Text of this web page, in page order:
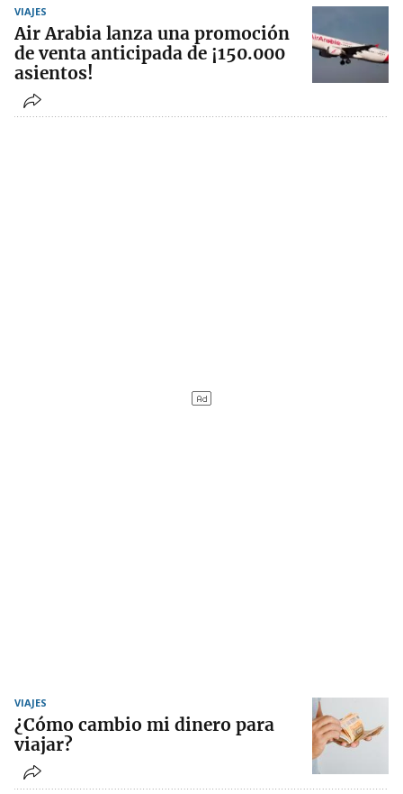
VIAJES
Air Arabia lanza una promoción
de venta anticipada de ¡150.000
asientos!
VIAJES
¿Cómo cambio mi dinero para
viajar?